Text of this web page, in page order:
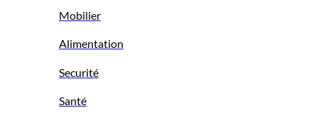
Mobilier
Alimentation
Securité
Santé